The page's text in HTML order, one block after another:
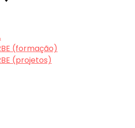
(formação)
(projetos)